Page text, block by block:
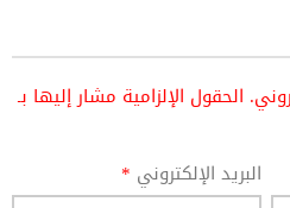
الحقول الإلزامية مشار إليها بـ
البريد الإلكتروني *